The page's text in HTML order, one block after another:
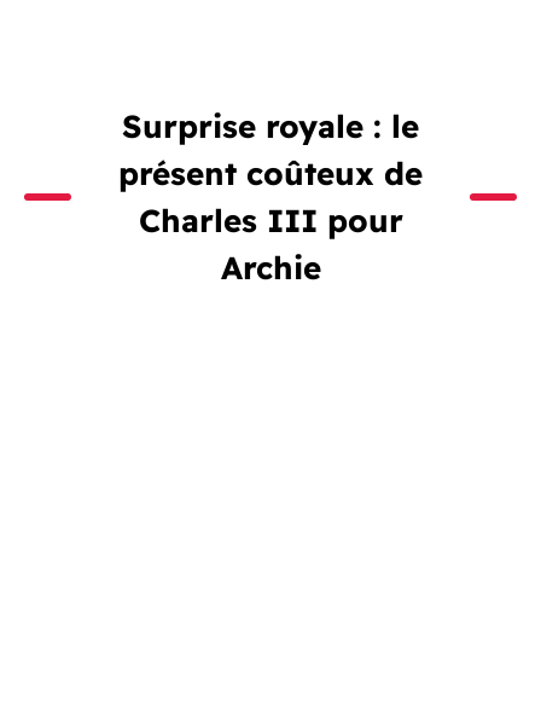
Surprise royale : le
présent coûteux de
Charles III pour
Archie